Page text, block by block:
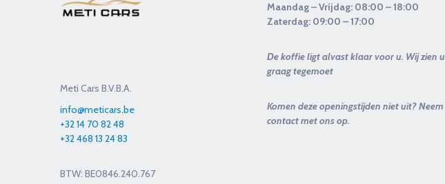
Meti Cars B.V.B.A.
info@meticars.be
+32 14 70 82 48
+32 468 13 24 83
BTW: BE0846.240.767
Maandag – Vrijdag: 08:00 – 18:00
Zaterdag: 09:00 – 17:00
De koffie ligt alvast klaar voor u. Wij zien u
graag tegemoet
Komen deze openingstijden niet uit? Neem
contact met ons op.